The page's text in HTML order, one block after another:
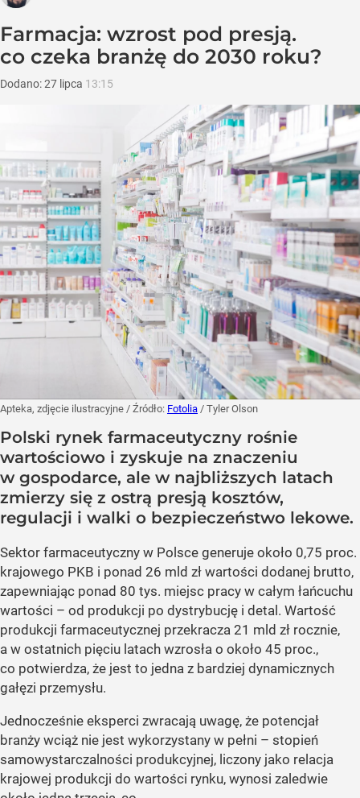
Farmacja: wzrost pod presją.
co czeka branżę do 2030 roku?
Dodano:27 lipca 13:15
Apteka, zdjęcie ilustracyjne / Źródło: Fotolia / Tyler Olson
Polski rynek farmaceutyczny rośnie
wartościowo i zyskuje na znaczeniu
w gospodarce, ale w najbliższych latach
zmierzy się z ostrą presją kosztów,
regulacji i walki o bezpieczeństwo lekowe.
Sektor farmaceutyczny w Polsce generuje około 0,75 proc.
krajowego PKB i ponad 26 mld zł wartości dodanej brutto,
zapewniając ponad 80 tys. miejsc pracy w całym łańcuchu
wartości – od produkcji po dystrybucję i detal. Wartość
produkcji farmaceutycznej przekracza 21 mld zł rocznie,
a w ostatnich pięciu latach wzrosła o około 45 proc.,
co potwierdza, że jest to jedna z bardziej dynamicznych
gałęzi przemysłu.
Jednocześnie eksperci zwracają uwagę, że potencjał
branży wciąż nie jest wykorzystany w pełni – stopień
samowystarczalności produkcyjnej, liczony jako relacja
krajowej produkcji do wartości rynku, wynosi zaledwie